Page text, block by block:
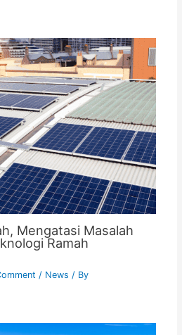
Mengatasi Masalah
Ramah
/ News / By